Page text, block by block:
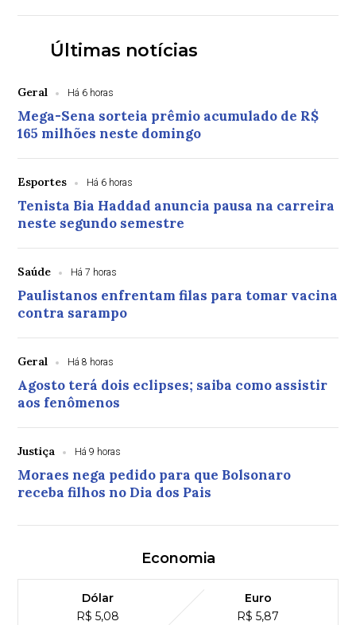
Últimas notícias
Geral Há 6 horas
Mega-Sena sorteia prêmio acumulado de R$
165 milhões neste domingo
Esportes Há 6 horas
Tenista Bia Haddad anuncia pausa na carreira
neste segundo semestre
Saúde Há 7 horas
Paulistanos enfrentam filas para tomar vacina
contra sarampo
Geral Há 8 horas
Agosto terá dois eclipses; saiba como assistir
aos fenômenos
Justiça Há 9 horas
Moraes nega pedido para que Bolsonaro
receba filhos no Dia dos Pais
Economia
Dólar
R$ 5,08
Euro
R$ 5,87